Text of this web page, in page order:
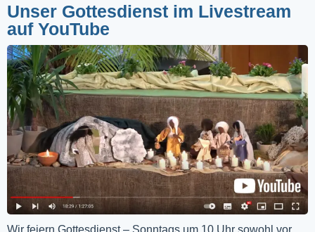
Unser Gottesdienst im Livestream
auf YouTube
Wir feiern Gottesdienst – Sonntags um 10 Uhr sowohl vor